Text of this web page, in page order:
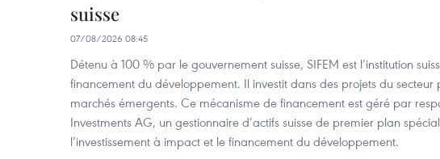
suisse
07/08/2026 08:45
Détenu à 100 % par le gouvernement suisse, SIFEM est l’institution
financement du développement. Il investit dans des projets du secteur
marchés émergents. Ce mécanisme de financement est géré par
Investments AG, un gestionnaire d’actifs suisse de premier plan
l’investissement à impact et le financement du développement.